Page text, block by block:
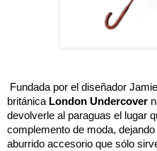
británica London Undercover
devolverle al paraguas el lugar
complemento de moda,
aburrido accesorio que sólo